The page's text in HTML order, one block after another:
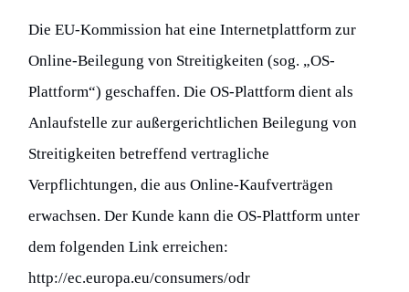
Die EU-Kommission hat eine Internetplattform zur
Online-Beilegung von Streitigkeiten (sog. „OS-
Plattform“) geschaffen. Die OS-Plattform dient als
Anlaufstelle zur außergerichtlichen Beilegung von
Streitigkeiten betreffend vertragliche
Verpflichtungen, die aus Online-Kaufverträgen
erwachsen. Der Kunde kann die OS-Plattform unter
dem folgenden Link erreichen:
http://ec.europa.eu/consumers/odr